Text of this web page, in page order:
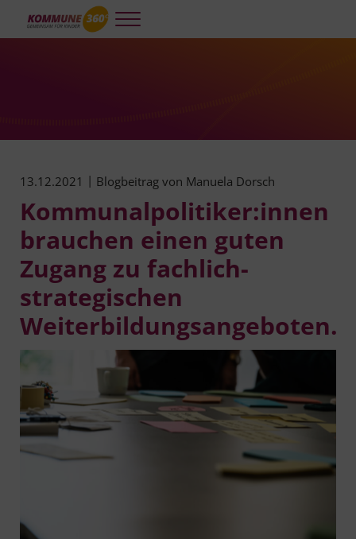
Skip to main content
Skip to header right navigation
Skip to site footer
Menu
13.12.2021 | Blogbeitrag von Manuela Dorsch
Kommunalpolitiker:innen
brauchen einen guten
Zugang zu fachlich-
strategischen
Weiterbildungsangeboten.